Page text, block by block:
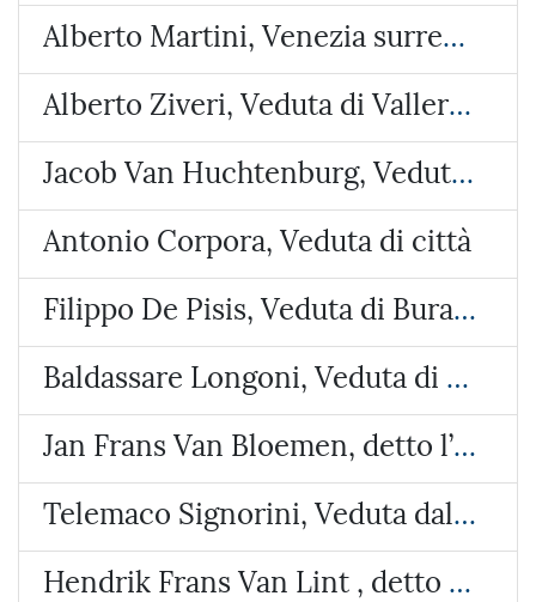
Alberto Martini, Venezia surreale
Alberto Ziveri, Veduta di Vallerano
Jacob Van Huchtenburg, Veduta di Piazza Colonna
Antonio Corpora, Veduta di città
Filippo De Pisis, Veduta di Burano
Baldassare Longoni, Veduta di Arosio (Brianza)
Jan Frans Van Bloemen, detto l’Orizzonte, Veduta del castello di Lunghezza
Telemaco Signorini, Veduta dalla costa di Riomaggiore
Hendrik Frans Van Lint , detto lo Studio, Veduta con due paesi e un tempietto circolare